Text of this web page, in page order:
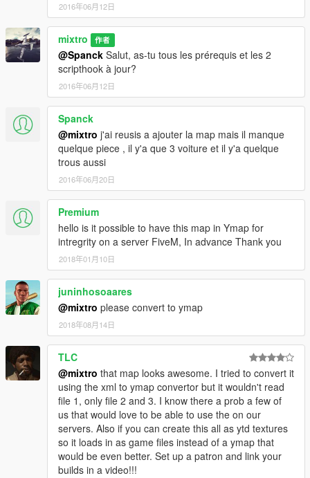
2016年06月12日
mixtro 作者
@Spanck Salut, as-tu tous les prérequis et les 2
scripthook à jour?
2016年06月12日
Spanck
@mixtro j'ai reusis a ajouter la map mais il manque
quelque piece , il y'a que 3 voiture et il y'a quelque
trous aussi
2016年06月20日
Premium
hello is it possible to have this map in Ymap for
intregrity on a server FiveM, In advance Thank you
2018年01月10日
juninhosoaares
@mixtro please convert to ymap
2018年08月14日
TLC
@mixtro that map looks awesome. I tried to convert it
using the xml to ymap convertor but it wouldn't read
file 1, only file 2 and 3. I know there a prob a few of
us that would love to be able to use the on our
servers. Also if you can create this all as ytd textures
so it loads in as game files instead of a ymap that
would be even better. Set up a patron and link your
builds in a video!!!